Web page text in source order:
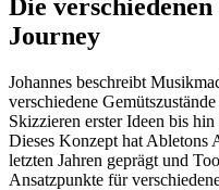
Die
Journey
Johannes beschreibt
verschiedene
Skizzieren erster Ideen bis
Dieses Konzept hat Abletons
letzten Jahren geprägt und
Ansatzpunkte für